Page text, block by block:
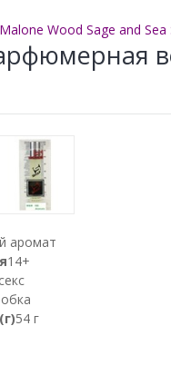
Wood Sage and Sea
аромат
14+
54 г